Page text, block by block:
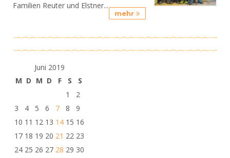
Familien Reuter und Elstner...
mehr
Juni 2019
M D M D F S
S
1
2
3
4 5 6 7 8
9
10 11 12 13 14 15 16
17 18 19 20 21 22 23
24 25 26 27 28 29 30